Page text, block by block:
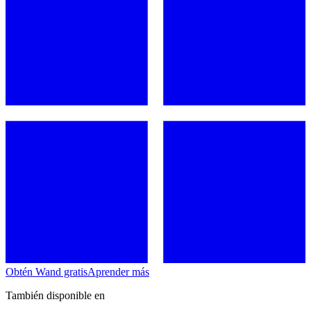
Obtén Wand gratisAprender más
También disponible en